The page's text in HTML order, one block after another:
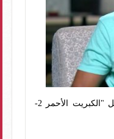
أحمد السعدني ينشر برومو مسلسل "الكبريت الأحمر 2-